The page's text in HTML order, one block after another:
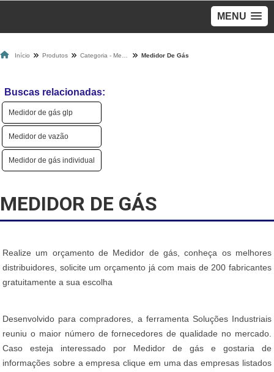
MENU
Início Produtos Medidor De Gás
Buscas relacionadas:
Medidor de gás glp
Medidor de vazão
Medidor de gás individual
MEDIDOR DE GÁS
Realize um orçamento de Medidor de gás, conheça os melhores
distribuidores, solicite um orçamento já com mais de 200 fabricantes
gratuitamente a sua escolha
Desenvolvido para compradores, a ferramenta Soluções Industriais
reuniu o maior número de fornecedores de qualidade no mercado.
Caso esteja interessado por Medidor de gás e gostaria de
informações sobre a empresa clique em uma das empresas listados